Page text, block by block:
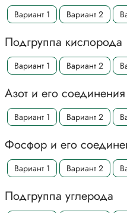
Вариант 1 Вариант 2
Подгруппа кислорода
Вариант 1 Вариант 2
Азот и его соединения
Вариант 1 Вариант 2
Фосфор и его
Вариант 1 Вариант 2
Подгруппа углерода